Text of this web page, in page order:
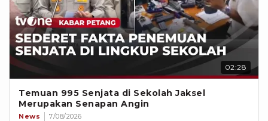
02:28
Temuan 995 Senjata di Sekolah Jaksel
Merupakan Senapan Angin
News 7/08/2026